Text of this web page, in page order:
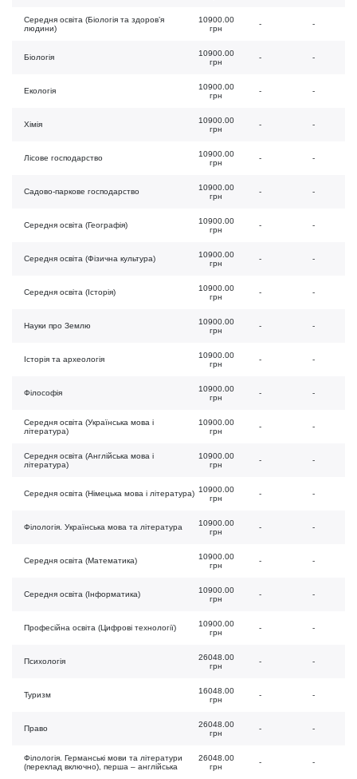
Середня освіта (Біологія та здоров’я
людини)
10900.00
грн
- -
Біологія
10900.00
грн
- -
Екологія
10900.00
грн
- -
Хімія
10900.00
грн
- -
Лісове господарство
10900.00
грн
- -
Садово-паркове господарство
10900.00
грн
- -
Середня освіта (Географія)
10900.00
грн
- -
Середня освіта (Фізична культура)
10900.00
грн
- -
Середня освіта (Історія)
10900.00
грн
- -
Науки про Землю
10900.00
грн
- -
Історія та археологія
10900.00
грн
- -
Філософія
10900.00
грн
- -
Середня освіта (Українська мова і
література)
10900.00
грн
- -
Середня освіта (Англійська мова і
література)
10900.00
грн
- -
Середня освіта (Німецька мова і література) 10900.00
грн
- -
Філологія. Українська мова та література
10900.00
грн
- -
Середня освіта (Математика)
10900.00
грн
- -
Середня освіта (Інформатика)
10900.00
грн
- -
Професійна освіта (Цифрові технології)
10900.00
грн
- -
Психологія
26048.00
грн
- -
Туризм
16048.00
грн
- -
Право
26048.00
грн
- -
Філологія. Германські мови та літератури
(переклад включно), перша – англійська
26048.00
грн
- -